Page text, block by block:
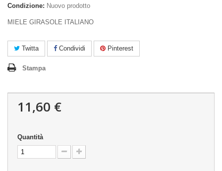
Condizione: Nuovo prodotto
MIELE GIRASOLE ITALIANO
Twitta Condividi Pinterest
Stampa
11,60 €
Quantità